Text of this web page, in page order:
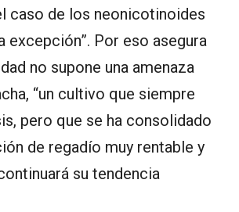
caso de los neonicotinoides
excepción”. Por eso asegura
no supone una amenaza
“un cultivo que siempre
pero que se ha consolidado
de regadío muy rentable y
su tendencia